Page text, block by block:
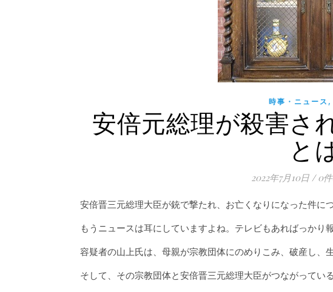
時事・ニュース ,
安倍元総理が殺害さ
と
2022年7月10日 / 0
安倍晋三元総理大臣が銃で撃たれ、お亡くなりになった件に
もうニュースは耳にしていますよね。テレビもあればっかり
容疑者の山上氏は、母親が宗教団体にのめりこみ、破産し、
そして、その宗教団体と安倍晋三元総理大臣がつながってい